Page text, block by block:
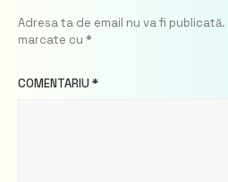
Adresa ta de email nu va fi publicată.
marcate cu *
COMENTARIU *